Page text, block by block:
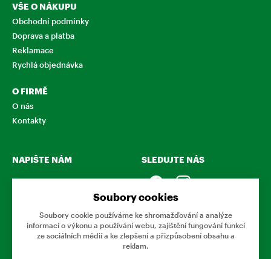
VŠE O NÁKUPU
Obchodní podmínky
Doprava a platba
Reklamace
Rychlá objednávka
O FIRMĚ
O nás
Kontakty
NAPIŠTE NÁM
našich produktech nebo e-
shopu? Neváhejte napsat.
CHCI NAPSAT ZPRÁVU
SLEDUJTE NÁS
Soubory cookies
Soubory cookie používáme ke shromažďování a analýze
informací o výkonu a používání webu, zajištění fungování funkcí
ze sociálních médií a ke zlepšení a přizpůsobení obsahu a
reklam.